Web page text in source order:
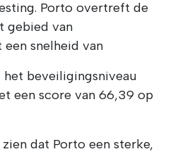
Porto overtreft de
gebied van
snelheid van
beveiligingsniveau
een score van 66,39 op
dat Porto een sterke,